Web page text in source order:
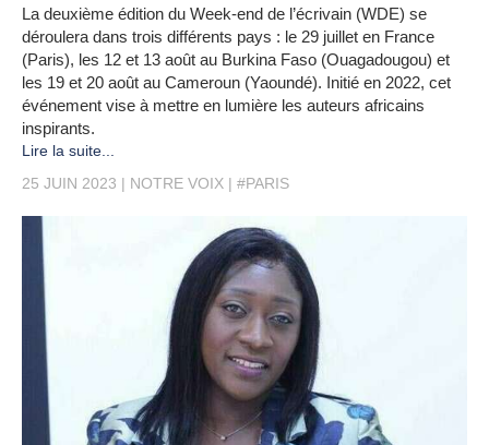
La deuxième édition du Week-end de l’écrivain (WDE) se
déroulera dans trois différents pays : le 29 juillet en France
(Paris), les 12 et 13 août au Burkina Faso (Ouagadougou) et
les 19 et 20 août au Cameroun (Yaoundé). Initié en 2022, cet
événement vise à mettre en lumière les auteurs africains
inspirants.
Lire la suite...
25 JUIN 2023
NOTRE VOIX #PARIS